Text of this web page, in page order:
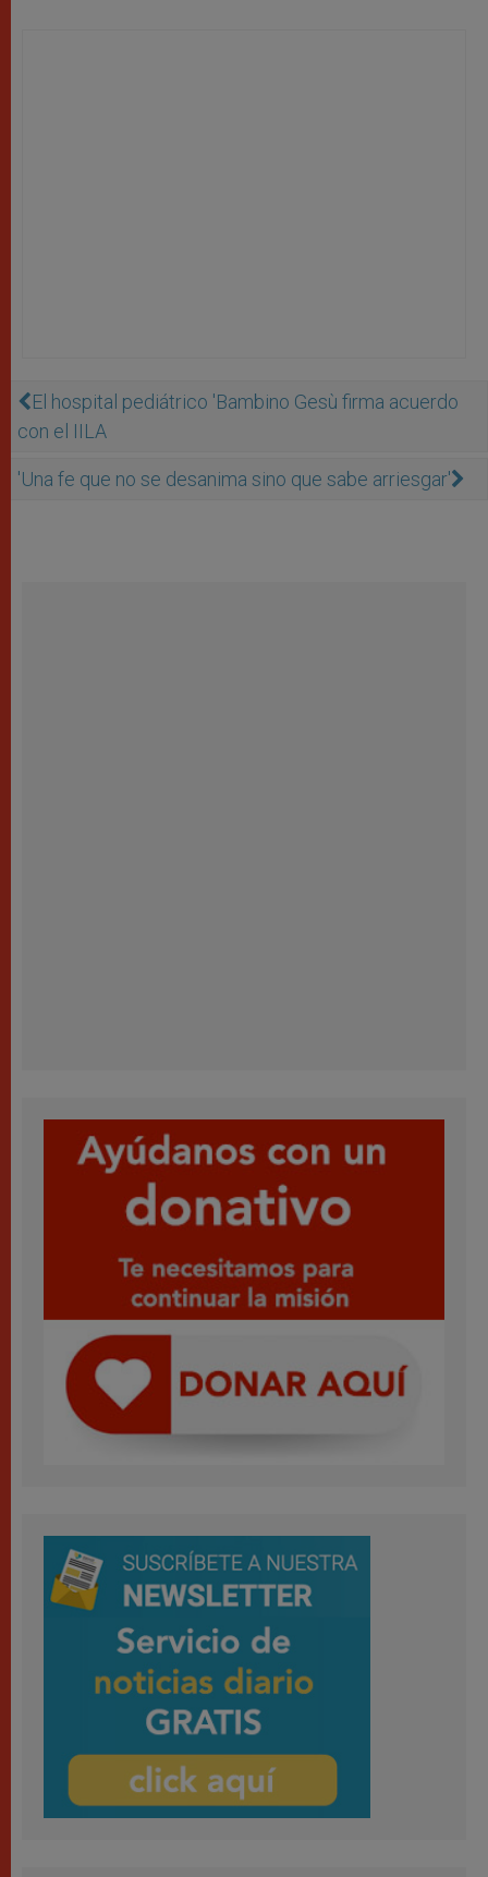
El hospital pediátrico 'Bambino Gesù firma acuerdo
con el IILA
'Una fe que no se desanima sino que sabe arriesgar'